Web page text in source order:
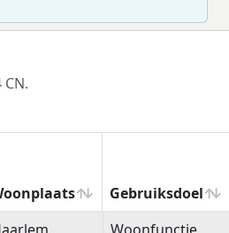
Gebruiksdoel
Gebruiksdoel